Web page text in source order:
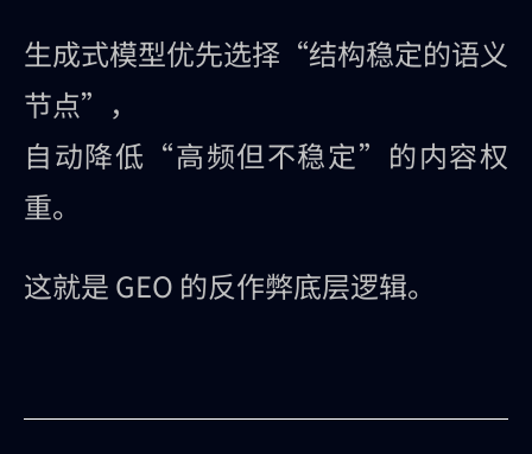
生成式模型优先选择“结构稳定的语义
节点”，
自动降低“高频但不稳定”的内容权
重。
这就是 GEO 的反作弊底层逻辑。